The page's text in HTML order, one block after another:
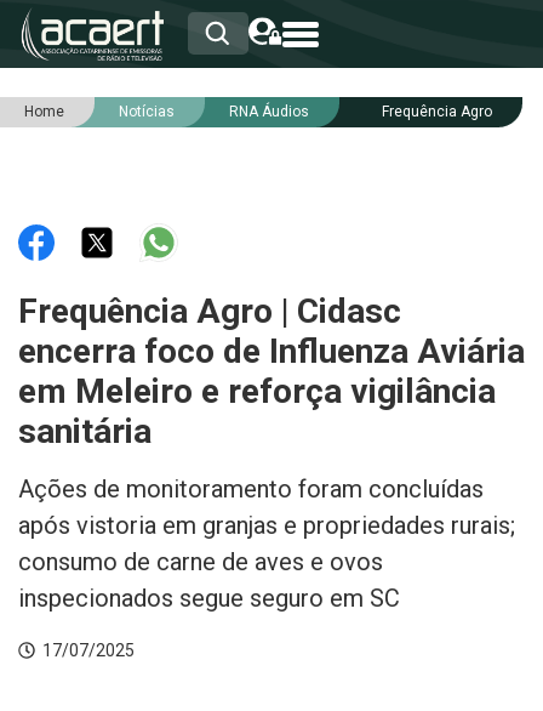
HOME
RNA
NOTÍCIAS
SERVIÇOS
INTEGRIDADE
Home Notícias RNA Áudios Frequência Agro
Frequência Agro | Cidasc
encerra foco de Influenza Aviária
em Meleiro e reforça vigilância
sanitária
Ações de monitoramento foram concluídas
após vistoria em granjas e propriedades rurais;
consumo de carne de aves e ovos
inspecionados segue seguro em SC
17/07/2025